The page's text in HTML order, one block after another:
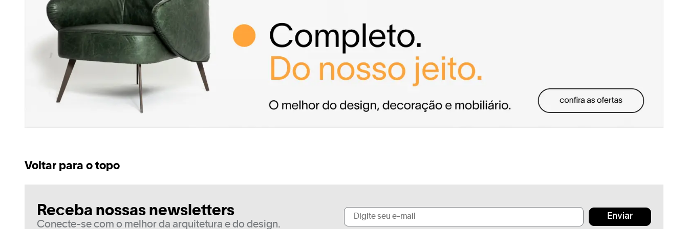
Voltar para o topo
Receba nossas newsletters
Conecte-se com o melhor da arquitetura e do design.
Enviar